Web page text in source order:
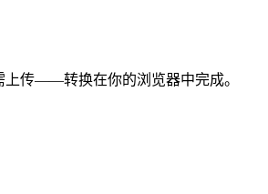
上传——转换在你的浏览器中完成。